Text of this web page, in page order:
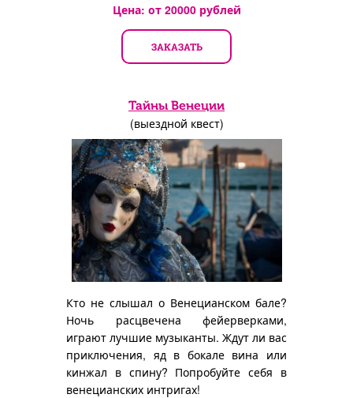
Цена: от 20000рублей
ЗАКАЗАТЬ
Тайны Венеции
(выездной квест)
Кто не слышал о Венецианском бале?
Ночь расцвечена фейерверками,
играют лучшие музыканты. Ждут ли вас
приключения, яд в бокале вина или
кинжал в спину? Попробуйте себя в
венецианских интригах!